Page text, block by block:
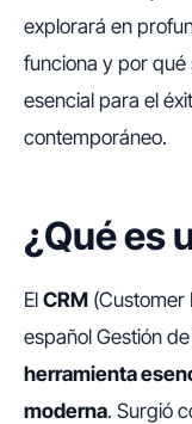
explorará en
funciona y por
esencial para el
contemporáneo.
¿Qué es
El CRM (Customer
español Gestión
herramienta
moderna. Surgió